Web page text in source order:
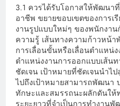
3.1 ควรได้รับโอกาสให้พัฒนา
อาชีพ ขยายขอบเขตของการเ
งานรูปแบบใหม่ๆ ของพนักงาน
ความรู้ เส้นทางความก้าวหน้
การเลื่อนขั้นหรือเลื่อนตำแหน่
ตำแหน่งงานการออกแบบเส้น
ชัดเจน เป้าหมายที่ชัดเจนนำไ
ไปถึงเป้าหมายสามารถพัฒนา
ทักษะและสมรรถนะผลักดันให้